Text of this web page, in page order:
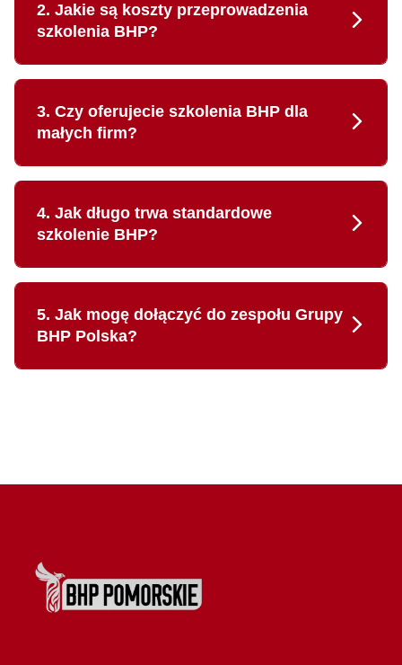
2. Jakie są koszty przeprowadzenia
szkolenia BHP?
3. Czy oferujecie szkolenia BHP dla
małych firm?
4. Jak długo trwa standardowe
szkolenie BHP?
5. Jak mogę dołączyć do zespołu Grupy
BHP Polska?